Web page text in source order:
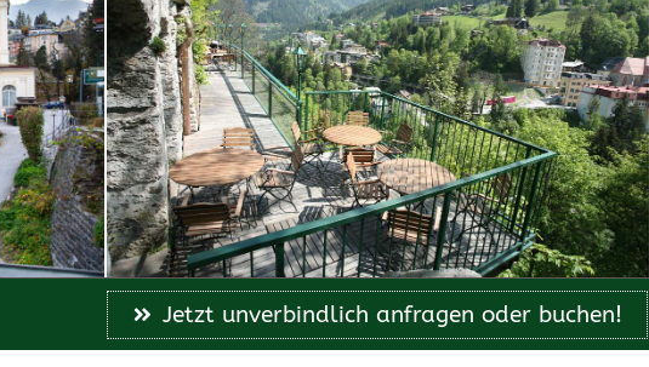
Jetzt unverbindlich anfragen oder buchen!